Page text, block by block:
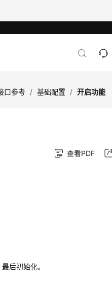
口参考 / 基础配置 / 开启功能
查看PDF
后初始化。